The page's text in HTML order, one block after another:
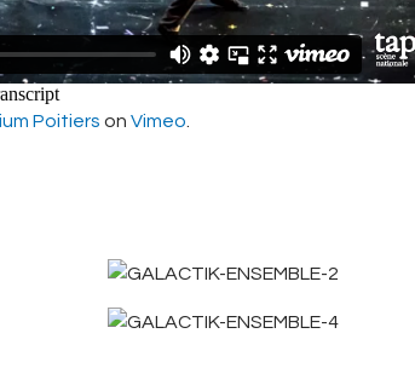
Poitiers on Vimeo.